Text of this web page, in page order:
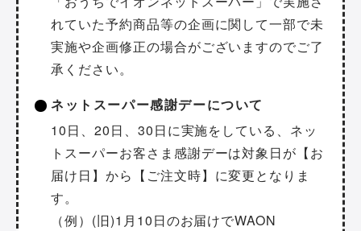
れていた予約商品等の企画に関して一部で未
実施や企画修正の場合がございますのでご了
承ください。
ネットスーパー感謝デーについて
10日、20日、30日に実施をしている、ネッ
トスーパーお客さま感謝デーは対象日が【お
届け日】から【ご注文時】に変更となりま
す。
（例）(旧)1月10日のお届けでWAON